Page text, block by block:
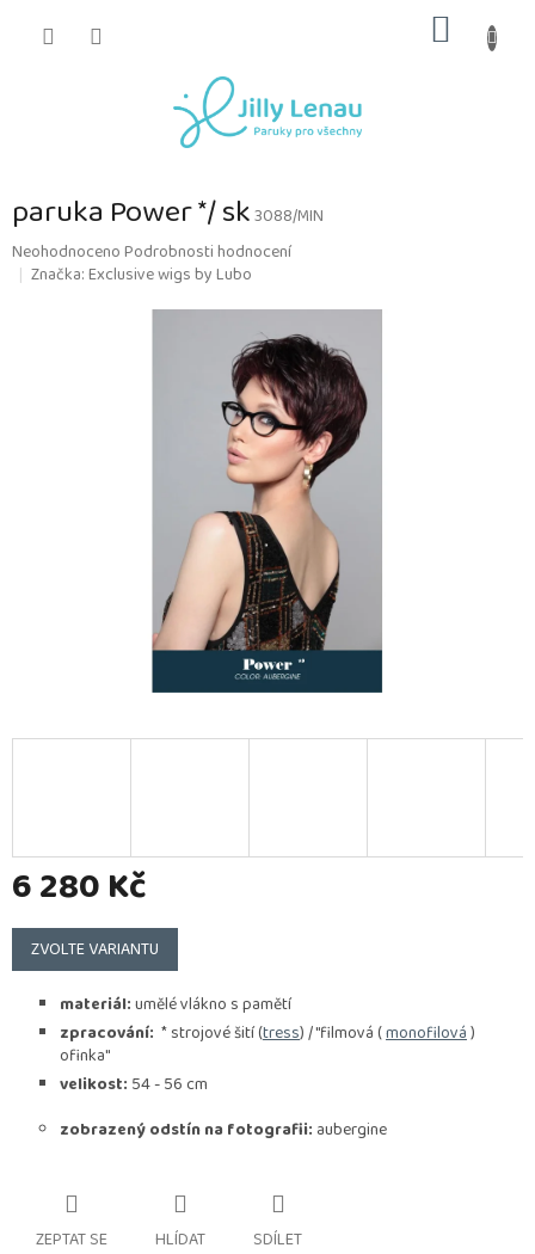
KOŠÍK
paruka Power */ sk3088/MIN
Průměrné
hodnocení
NeohodnocenoPodrobnosti hodnocení
Značka:Exclusive wigs by Lubo
6 280 Kč
Měrná
cena:
ZVOLTE VARIANTU
materiál:umělé vlákno s pamětí
zpracování: * strojové šití (tress) / "filmová (monofilová)
ofinka"
velikost: 54 - 56 cm
zobrazený odstín na fotografii: aubergine
ZEPTAT SE HLÍDAT SDÍLET